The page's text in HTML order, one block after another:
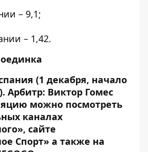
– 9,1;
– 1,42.
(1 декабря, начало
Арбитр: Виктор Гомес
можно посмотреть
каналах
сайте
Спорт» а также на